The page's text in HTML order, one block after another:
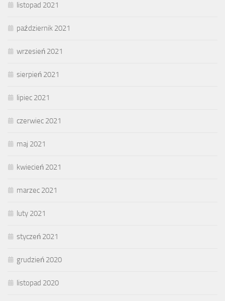
listopad 2021
październik 2021
wrzesień 2021
sierpień 2021
lipiec 2021
czerwiec 2021
maj 2021
kwiecień 2021
marzec 2021
luty 2021
styczeń 2021
grudzień 2020
listopad 2020